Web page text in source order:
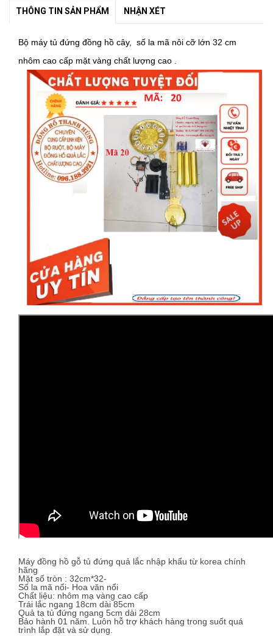
THÔNG TIN SẢN PHẨM NHẬN XÉT
Bộ máy tủ đứng đồng hồ cây, số la mã nôi cỡ lớn 32 cm
nhôm cao cấp mặt vàng chất lượng cao .
Máy đồng hồ gỗ tủ đứng quả lắc nhập khẩu từ korea chính
hãng
Mặt số tròn : 32cm*32-
Số la mã nổi- Hoa văn nổi
Chất liệu: nhôm mạ vàng cao cấp
Trái lắc ngang 18cm dài 85cm
Quả tạ tủ đứng ngang 5cm dài 28cm
Bảo hành 01 năm. Luôn hỗ trợ khách hàng trong suốt quá
trình lắp đặt và sử dụng.